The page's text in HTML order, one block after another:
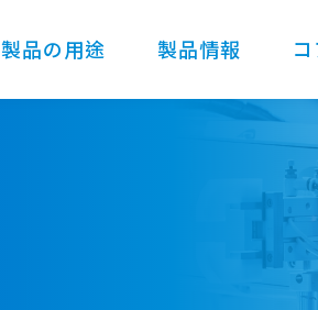
製品の用途 製品情報